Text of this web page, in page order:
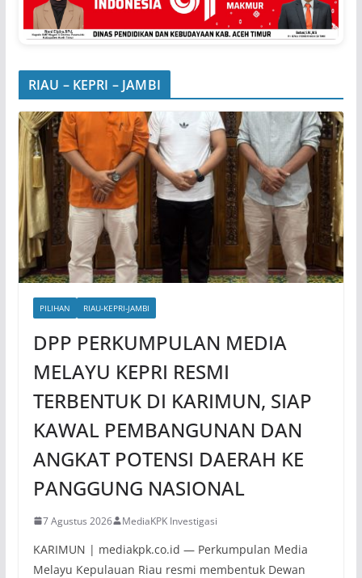
RIAU – KEPRI – JAMBI
PILIHAN RIAU-KEPRI-JAMBI
DPP PERKUMPULAN MEDIA
MELAYU KEPRI RESMI
TERBENTUK DI KARIMUN, SIAP
KAWAL PEMBANGUNAN DAN
ANGKAT POTENSI DAERAH KE
PANGGUNG NASIONAL
7 Agustus 2026 MediaKPK Investigasi
KARIMUN | mediakpk.co.id — Perkumpulan Media
Melayu Kepulauan Riau resmi membentuk Dewan